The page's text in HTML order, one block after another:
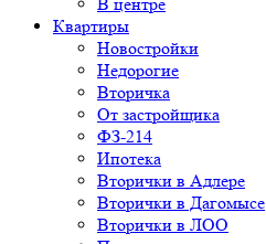
Квартиры
Новостройки
Недорогие
Вторичка
От застройщика
ФЗ-214
Ипотека
Вторички в Адлере
Вторички в Дагомысе
Вторички в ЛОО